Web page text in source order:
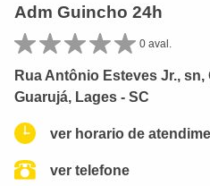
Adm Guincho 24h
0 aval.
Rua Antônio Esteves Jr., sn,
Guarujá, Lages - SC
ver horario de
ver telefone